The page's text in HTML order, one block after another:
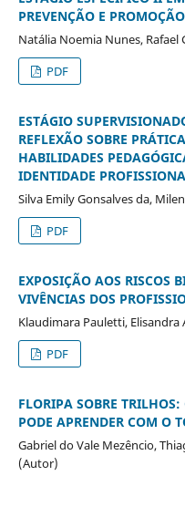
PREVENÇÃO E
Natália Noemia Nunes,
PDF
ESTÁGIO
REFLEXÃO SOBRE
HABILIDADES
IDENTIDADE
Silva Emily Gonsalves da,
PDF
EXPOSIÇÃO AOS RISCOS
VIVÊNCIAS DOS
Klaudimara Pauletti, Elisandra
PDF
FLORIPA SOBRE
PODE APRENDER COM O
Gabriel do Vale Mezêncio,
(Autor)